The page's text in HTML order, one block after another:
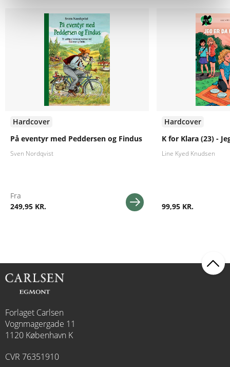
Hardcover
På eventyr med Peddersen og Findus
Sven Nordqvist
Fra
249,95 KR.
Hardcover
K for Klara (23) -
Line Kyed Knudsen
99,95 KR.
Forlaget Carlsen
Vognmagergade 11
1120 København K
CVR 76351910